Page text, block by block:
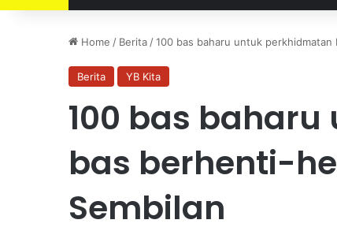
Home / Berita /100 bas baharu untuk
Berita YB Kita
100 bas
bas berhenti-
Sembilan